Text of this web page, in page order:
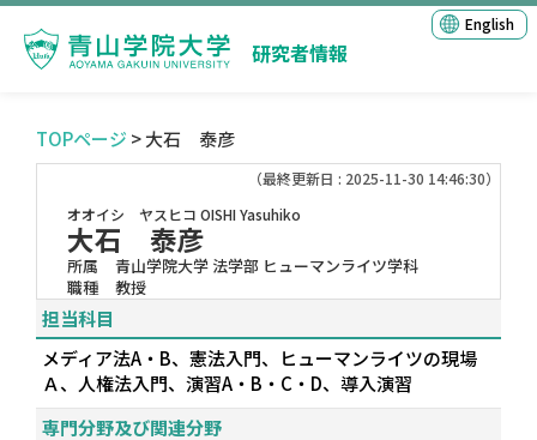
研究者情報
English
TOPページ > 大石 泰彦
（最終更新日 : 2025-11-30 14:46:30）
オオイシ ヤスヒコ OISHI Yasuhiko
大石 泰彦
所属
青山学院大学 法学部 ヒューマンライツ学科
職種
教授
担当科目
メディア法A・B、憲法入門、ヒューマンライツの現場
Ａ、人権法入門、演習A・B・C・D、導入演習
専門分野及び関連分野